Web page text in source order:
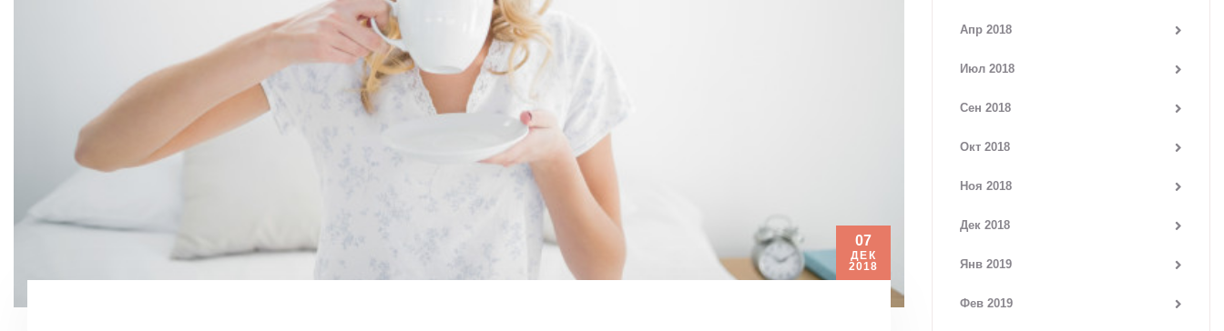
07
ДЕК
2018
Апр 2018
Июл 2018
Сен 2018
Окт 2018
Ноя 2018
Дек 2018
Янв 2019
Фев 2019